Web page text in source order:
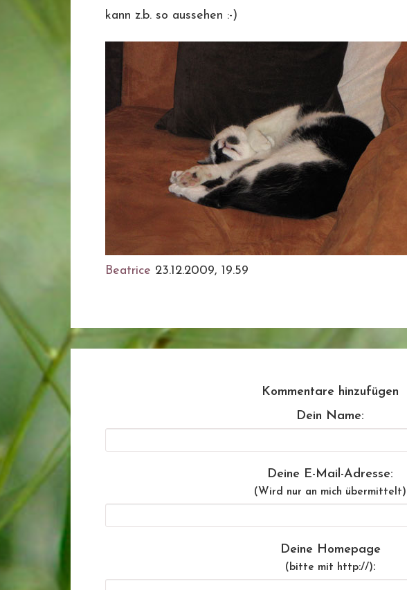
kann z.b. so aussehen :-)
Beatrice 23.12.2009, 19.59
Kommentare hinzufügen
Dein Name:
Deine E-Mail-Adresse:
(Wird nur an mich übermittelt)
Deine Homepage
(bitte mit http://):